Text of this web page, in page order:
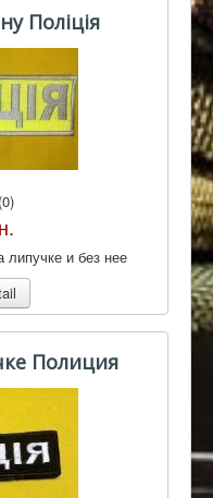
Поліція
липучке и без нее
Полиция